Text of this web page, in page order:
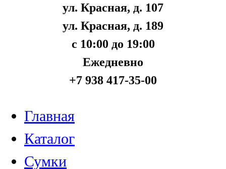
ул. Красная, д. 107
ул. Красная, д. 189
с 10:00 до 19:00
Ежедневно
+7 938 417-35-00
Главная
Каталог
Сумки